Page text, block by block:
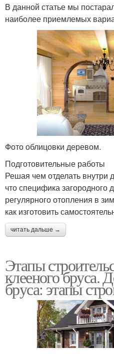
В данной статье мы
наиболее приемлемых
Фото облицовки деревом.
Подготовительные работы
Решая чем отделать внутри
что специфика загородного
регулярного отопления в
как изготовить
читать дальше →
Этапы
клееного бруса.
бруса: этапы